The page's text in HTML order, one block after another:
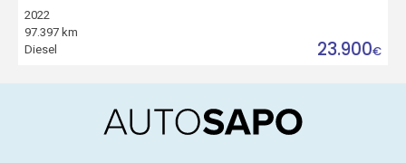
2022
97.397 km
Diesel
23.900€